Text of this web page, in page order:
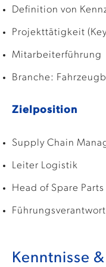
Definition von
Projekttätigkeit
Mitarbeiterführung
Branche:
Zielposition
Supply Chain
Leiter Logistik
Head of Spare Parts
Kenntnisse